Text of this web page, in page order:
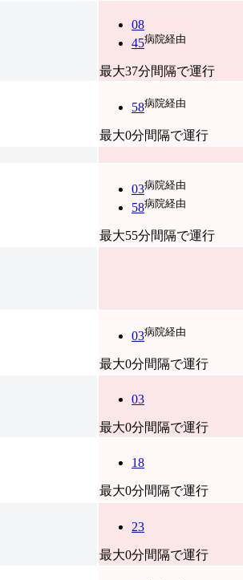
08
45病院経由
最大37分間隔で運行
58病院経由
最大0分間隔で運行
03病院経由
58病院経由
最大55分間隔で運行
03病院経由
最大0分間隔で運行
03
最大0分間隔で運行
18
最大0分間隔で運行
23
最大0分間隔で運行